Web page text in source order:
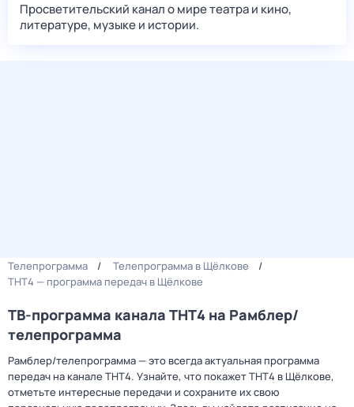
Просветительский канал о мире театра и кино,
литературе, музыке и истории.
Телепрограмма
Телепрограмма в Щёлкове
ТНТ4 — программа передач в Щёлкове
ТВ-программа канала ТНТ4 на Рамблер/
телепрограмма
Рамблер/телепрограмма — это всегда актуальная программа
передач на канале ТНТ4. Узнайте, что покажет ТНТ4 в Щёлкове,
отметьте интересные передачи и сохраните их свою